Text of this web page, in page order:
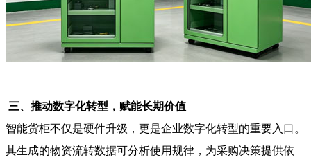
三、推动数字化转型，赋能长期价值
智能货柜不仅是硬件升级，更是企业数字化转型的重要入口。
其生成的物资流转数据可分析使用规律，为采购决策提供依